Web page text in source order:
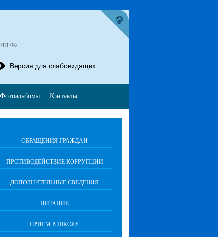
ОБРАЩЕНИЯ ГРАЖДАН
ПРОТИВОДЕЙСТВИЕ КОРРУПЦИИ
ДОПОЛНИТЕЛЬНЫЕ СВЕДЕНИЯ
ПИТАНИЕ
ПРИЕМ В ШКОЛУ
Версия для слабовидящих
Фотоальбомы Контакты